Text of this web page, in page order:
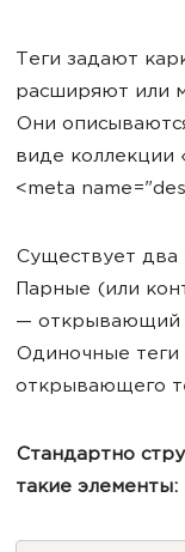
Теги задают
расширяют или
Они
виде коллекции
<meta
Существует два
Парные (или
— открывающий
Одиночные теги
открывающего
Стандартно
такие элементы: